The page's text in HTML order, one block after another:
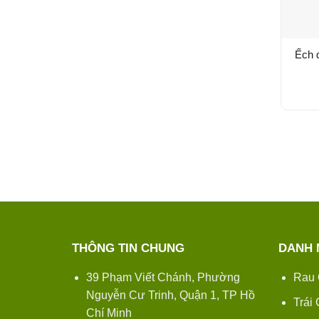
Ếch
THÔNG TIN CHUNG
39 Phạm Viết Chánh, Phường
Nguyễn Cư Trinh, Quận 1, TP Hồ
Chí Minh
DANH
Rau
Trái